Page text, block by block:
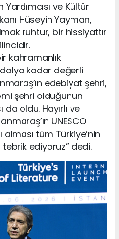
ve Kültür
Hüseyin Yayman,
ruhtur, bir hissiyattır
kahramanlık
kadar değerli
edebiyat şehri,
şehri olduğunun
oldu. Hayırlı ve
UNESCO
alması tüm Türkiye’nin
ediyoruz” dedi.